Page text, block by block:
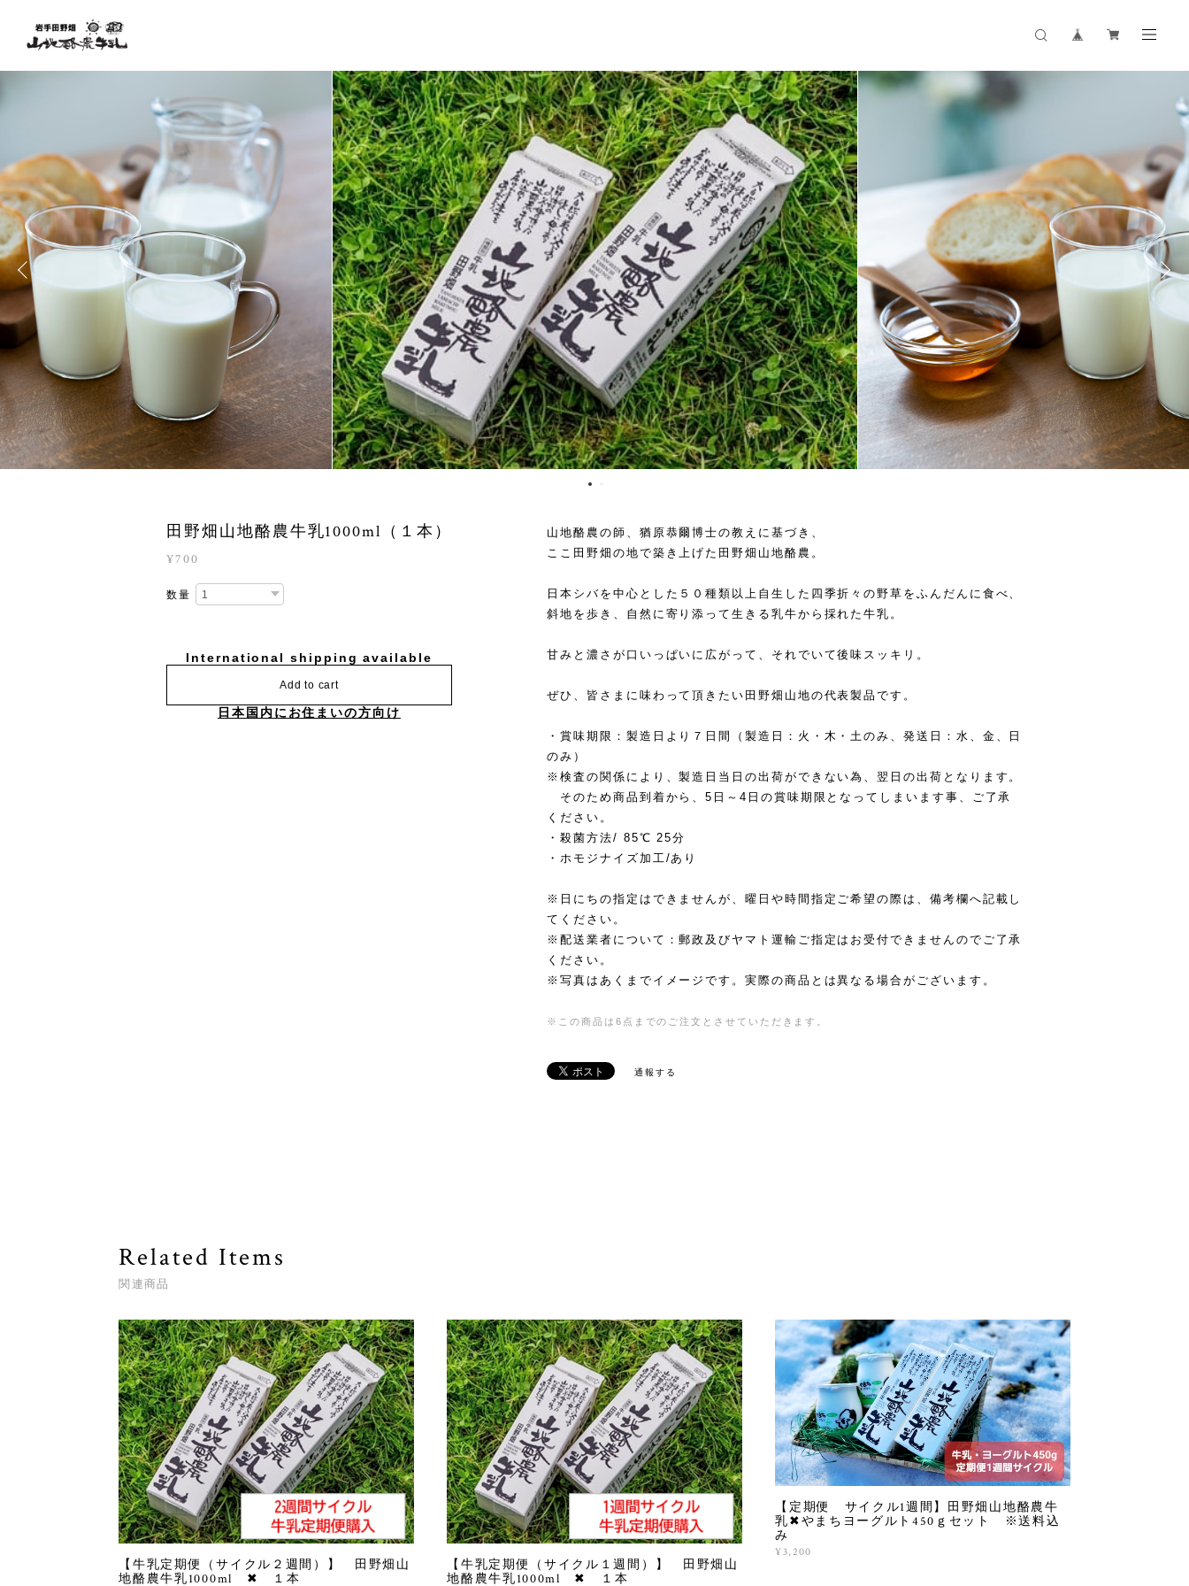
田野畑山地酪農牛乳1000ml（１本）
¥700
数量
International shipping available
Add to cart
日本国内にお住まいの方向け
山地酪農の師、猶原恭爾博士の教えに基づき、
ここ田野畑の地で築き上げた田野畑山地酪農。
日本シバを中心とした５０種類以上自生した四季折々の野草をふんだんに食べ、
斜地を歩き、自然に寄り添って生きる乳牛から採れた牛乳。
甘みと濃さが口いっぱいに広がって、それでいて後味スッキリ。
ぜひ、皆さまに味わって頂きたい田野畑山地の代表製品です。
・賞味期限：製造日より７日間（製造日：火・木・土のみ、発送日：水、金、日
のみ）
※検査の関係により、製造日当日の出荷ができない為、翌日の出荷となります。
そのため商品到着から、5日～4日の賞味期限となってしまいます事、ご了承
ください。
・殺菌方法/ 85℃ 25分
・ホモジナイズ加工/あり
※日にちの指定はできませんが、曜日や時間指定ご希望の際は、備考欄へ記載し
てください。
※配送業者について：郵政及びヤマト運輸ご指定はお受付できませんのでご了承
ください。
※写真はあくまでイメージです。実際の商品とは異なる場合がございます。
※この商品は6点までのご注文とさせていただきます。
通報する
Related Items
関連商品
【牛乳定期便（サイクル２週間）】 田野畑山
地酪農牛乳1000ml ✖ １本
【牛乳定期便（サイクル１週間）】 田野畑山
地酪農牛乳1000ml ✖ １本
【定期便 サイクル1週間】田野畑山地酪農牛
乳✖やまちヨーグルト450ｇセット ※送料込
み
¥3,200